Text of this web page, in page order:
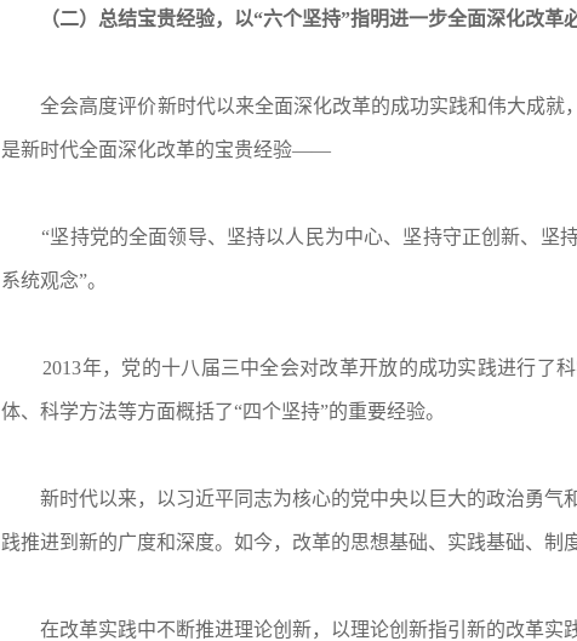
（二）总结宝贵经验，以“六个坚持”指明进一步全面深化改革
全会高度评价新时代以来全面深化改革的成功实践和伟大成就
是新时代全面深化改革的宝贵经验——
“坚持党的全面领导、坚持以人民为中心、坚持守正创新、坚
系统观念”。
2013年，党的十八届三中全会对改革开放的成功实践进行了科
体、科学方法等方面概括了“四个坚持”的重要经验。
新时代以来，以习近平同志为核心的党中央以巨大的政治勇气
践推进到新的广度和深度。如今，改革的思想基础、实践基础、制
在改革实践中不断推进理论创新，以理论创新指引新的改革实践